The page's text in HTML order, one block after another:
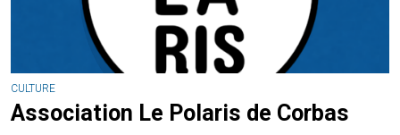
CULTURE
Association Le Polaris de Corbas